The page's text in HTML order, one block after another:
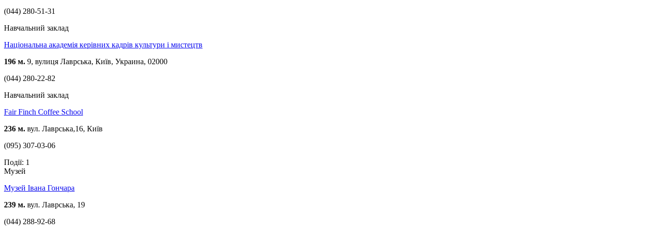
(044) 280-51-31
Навчальний заклад
Національна академія керівних кадрів культури і мистецтв
196 м. 9, вулиця Лаврська, Київ, Украина, 02000
(044) 280-22-82
Навчальний заклад
Fair Finch Coffee School
236 м. вул. Лаврська,16, Київ
(095) 307-03-06
Події: 1
Музей
Музей Івана Гончара
239 м. вул. Лаврська, 19
(044) 288-92-68